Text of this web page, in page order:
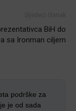
BiH do
sa Ironman ciljem
podrške za
je od sada